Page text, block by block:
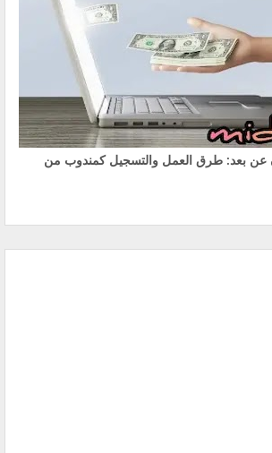
بعد: طرق العمل والتسجيل كمندوب من